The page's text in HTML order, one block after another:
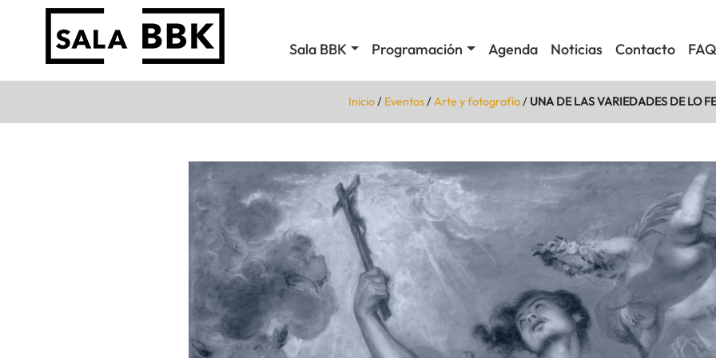
Sala BBK Programación Agenda Noticias Contacto
Inicio/ Eventos/Arte y fotografía/ UNA DE LAS VARIEDADES DE LO